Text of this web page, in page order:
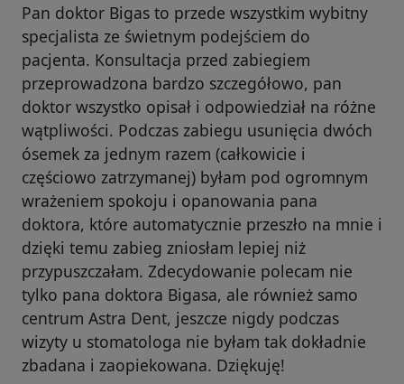
Pan doktor Bigas to przede wszystkim wybitny
specjalista ze świetnym podejściem do
pacjenta. Konsultacja przed zabiegiem
przeprowadzona bardzo szczegółowo, pan
doktor wszystko opisał i odpowiedział na różne
wątpliwości. Podczas zabiegu usunięcia dwóch
ósemek za jednym razem (całkowicie i
częściowo zatrzymanej) byłam pod ogromnym
wrażeniem spokoju i opanowania pana
doktora, które automatycznie przeszło na mnie i
dzięki temu zabieg zniosłam lepiej niż
przypuszczałam. Zdecydowanie polecam nie
tylko pana doktora Bigasa, ale również samo
centrum Astra Dent, jeszcze nigdy podczas
wizyty u stomatologa nie byłam tak dokładnie
zbadana i zaopiekowana. Dziękuję!